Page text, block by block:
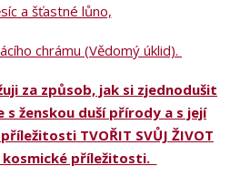
a šťastné lůno,
chrámu (Vědomý úklid).
za způsob, jak si zjednodušit
ženskou duší přírody a s její
TVOŘIT SVŮJ ŽIVOT
kosmické příležitosti.